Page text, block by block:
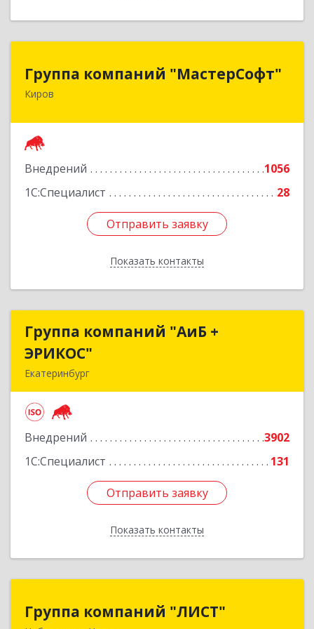
Группа компаний "МастерСофт"
Киров
Внедрений
1056
1С:Специалист
28
Отправить заявку
Показать контакты
Группа компаний "МастерСофт"
610017, Кировская обл, Киров г, Маклина ул,
Отправить заявку
Назад
Группа компаний "АиБ +
ЭРИКОС"
Екатеринбург
Внедрений
3902
1С:Специалист
131
Отправить заявку
Показать контакты
Группа компаний "АиБ +
Подробнее
Отправить заявку
Назад
Группа компаний "ЛИСТ"
Группа компаний "ЛИСТ"